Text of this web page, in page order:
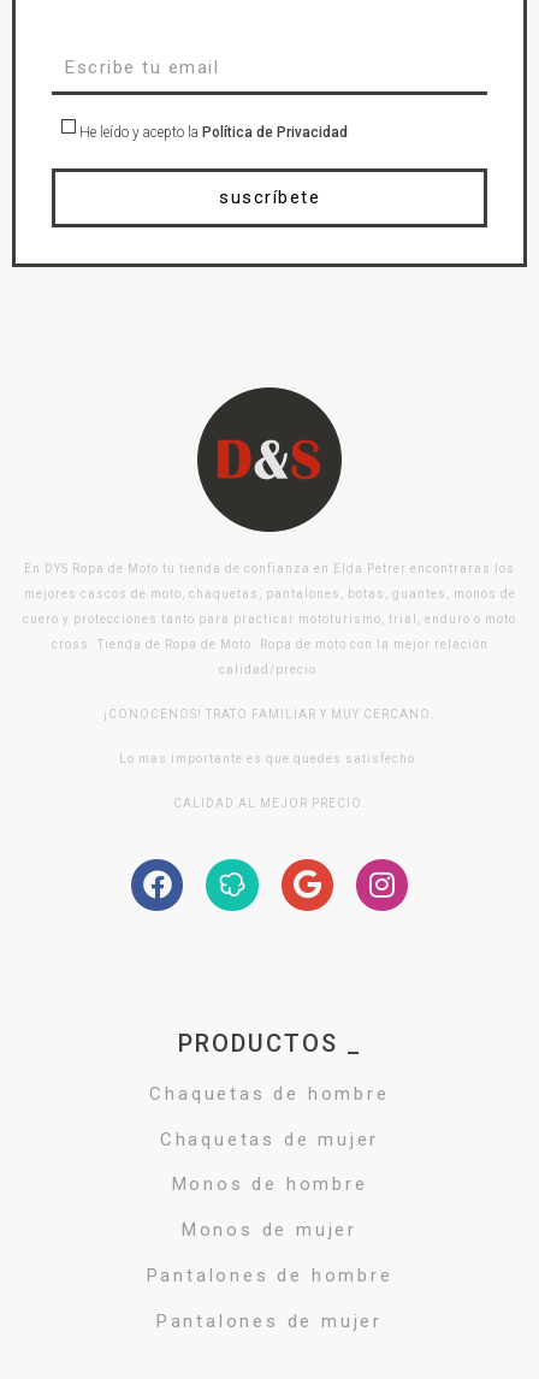
He leído y acepto la Política de Privacidad
suscríbete
En DYS Ropa de Moto tu tienda de confianza en Elda Petrer encontraras los
mejores cascos de moto, chaquetas, pantalones, botas, guantes, monos de
cuero y protecciones tanto para practicar mototurismo, trial, enduro o moto
cross. Tienda de Ropa de Moto. Ropa de moto con la mejor relación
calidad/precio.
¡CONOCENOS! TRATO FAMILIAR Y MUY CERCANO.
Lo mas importante es que quedes satisfecho.
CALIDAD AL MEJOR PRECIO.
PRODUCTOS _
Chaquetas de hombre
Chaquetas de mujer
Monos de hombre
Monos de mujer
Pantalones de hombre
Pantalones de mujer